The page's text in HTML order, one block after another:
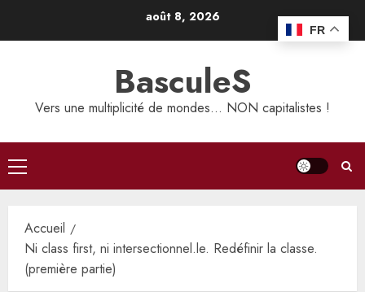
août 8, 2026
BasculeS
Vers une multiplicité de mondes… NON capitalistes !
Menu
principal
Accueil
Ni class first, ni intersectionnel.le. Redéfinir la classe.
(première partie)
FR